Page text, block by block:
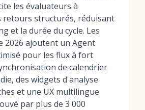
les évaluateurs à
retours structurés, réduisant
et la durée du cycle. Les
2026 ajoutent un Agent
pour les flux à fort
de calendrier
des widgets d'analyse
et une UX multilingue
par plus de 3 000